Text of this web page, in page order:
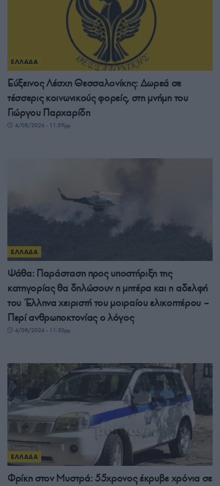
ΕΛΛΑΔΑ
Εύξεινος Λέσχη Θεσσαλονίκης: Δωρεά σε
τέσσερις κοινωνικούς φορείς, στη μνήμη του
Γιώργου Παρχαρίδη
4/08/2026 - 11:59μμ
ΕΛΛΑΔΑ
Ψάθα: Παράσταση προς υποστήριξη της
κατηγορίας θα δηλώσουν η μητέρα και η αδελφή
του Έλληνα χειριστή του μοιραίου ελικοπτέρου –
Περί ανθρωποκτονίας ο λόγος
4/08/2026 - 11:30μμ
ΕΛΛΑΔΑ
Φρίκη στον Μυστρά: 55χρονος έκρυβε χρόνια σε